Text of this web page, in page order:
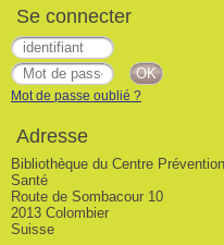
Se connecter
Mot de passe oublié ?
Adresse
Bibliothèque du Centre Prévention
Santé
Route de Sombacour 10
2013 Colombier
Suisse